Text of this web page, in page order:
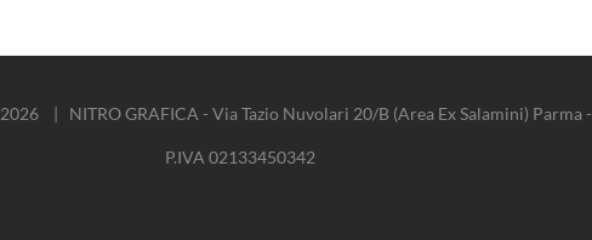
2026 | NITRO GRAFICA - Via Tazio Nuvolari 20/B (Area Ex Salamini) Parma -
P.IVA 02133450342